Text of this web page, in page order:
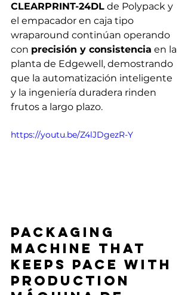
CLEARPRINT-24DL de Polypack y
el empacador en caja tipo
wraparound continúan operando
con precisión y consistencia en la
planta de Edgewell, demostrando
que la automatización inteligente
y la ingeniería duradera rinden
frutos a largo plazo.
https://youtu.be/Z4lJDgezR-Y
Packaging
machine That
Keeps Pace with
Production